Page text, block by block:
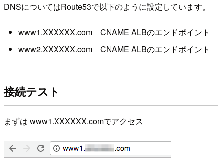
DNSについてはRoute53で以下のように設定しています。
www1.XXXXXX.com CNAME ALBのエンドポイント
www2.XXXXXX.com CNAME ALBのエンドポイント
接続テスト
まずは www1.XXXXXX.comでアクセス